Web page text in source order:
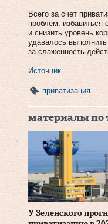
Всего за счет
проблем: избавиться
и снизить уровень
удавалось
за слаженность
Источник
приватизация
материалы по
У Зеленского